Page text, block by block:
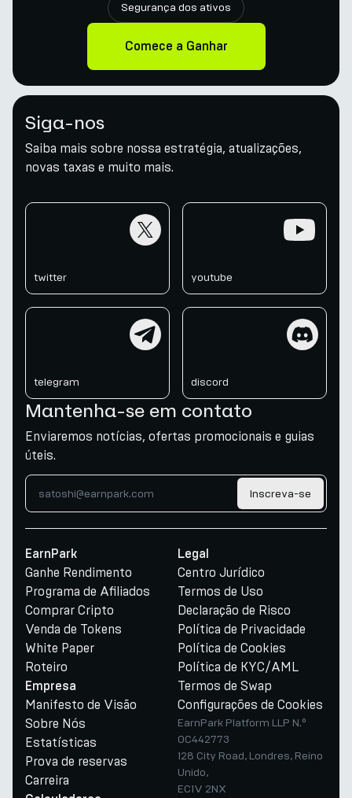
Segurança dos ativos
Comece a Ganhar
Siga-nos
Saiba mais sobre nossa estratégia, atualizações,
novas taxas e muito mais.
twitter youtube
telegram discord
Mantenha-se em contato
Enviaremos notícias, ofertas promocionais e guias
úteis.
Inscreva-se
EarnPark
Ganhe Rendimento
Programa de Afiliados
Comprar Cripto
Venda de Tokens
White Paper
Roteiro
Empresa
Manifesto de Visão
Sobre Nós
Estatísticas
Prova de reservas
Carreira
Legal
Centro Jurídico
Termos de Uso
Declaração de Risco
Política de Privacidade
Política de Cookies
Política de KYC/AML
Termos de Swap
Configurações de Cookies
EarnPark Platform LLP N.º
OC442773
128 City Road, Londres, Reino
Unido,
EC1V 2NX